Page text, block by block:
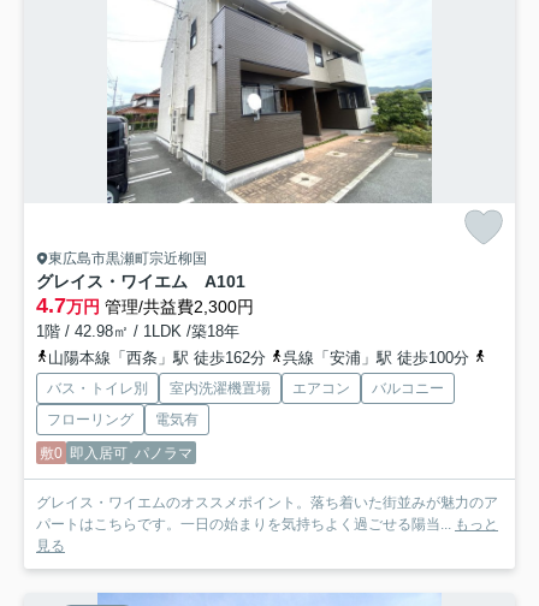
東広島市黒瀬町宗近柳国
グレイス・ワイエム A101
4.7万円 管理/共益費2,300円
1階 / 42.98㎡ / 1LDK /築18年
山陽本線「西条」駅 徒歩162分
呉線「安浦」駅 徒歩100分
バス・トイレ別 室内洗濯機置場 エアコン
バルコニー
フローリング
電気有
敷0 即入居可 パノラマ
グレイス・ワイエムのオススメポイント。落ち着いた街並みが魅力のア
パートはこちらです。一日の始まりを気持ちよく過ごせる陽当... もっと
見る